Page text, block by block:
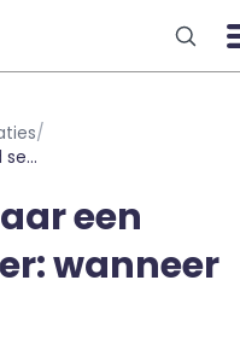
/
Overstappen naar een dedicated server: wanneer en hoe
een
wanneer